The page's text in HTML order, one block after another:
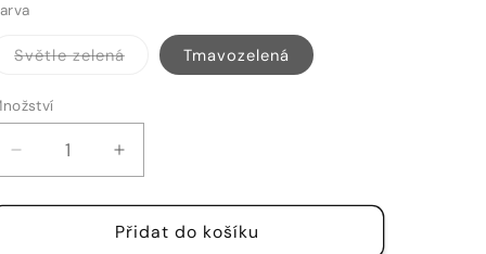
varianta
Světle zelenáVyprodaná
nebo
Tmavozelená
Zvýšit
ŠATY
Přidat do košíku